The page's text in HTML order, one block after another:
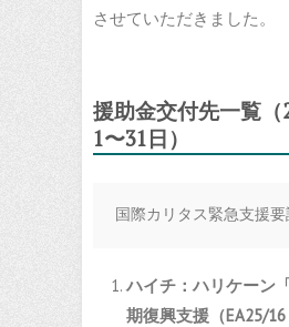
させていただきました。
援助金交付先一覧（
1〜31日）
国際カリタス緊急支援要
ハイチ：ハリケーン
期復興支援（EA25/16